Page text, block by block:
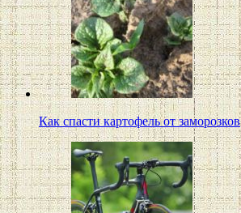
Как спасти картофель от заморозков